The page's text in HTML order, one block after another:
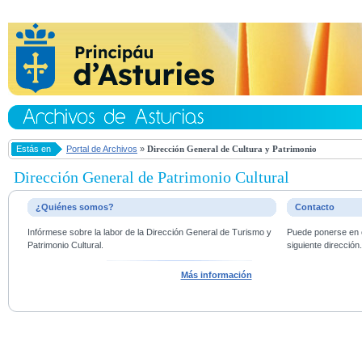
Estás en Portal de Archivos » Dirección General de Cultura y Patrimonio
Dirección General de Patrimonio Cultural
¿Quiénes somos?
Infórmese sobre la labor de la Dirección General de Turismo y
Patrimonio Cultural.
Más información
Contacto
Puede ponerse
siguiente dirección.